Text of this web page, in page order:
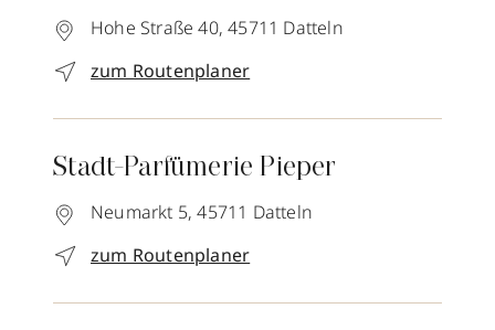
Hohe Straße 40, 45711 Datteln
zum Routenplaner
Stadt-Parfümerie Pieper
Neumarkt 5, 45711 Datteln
zum Routenplaner